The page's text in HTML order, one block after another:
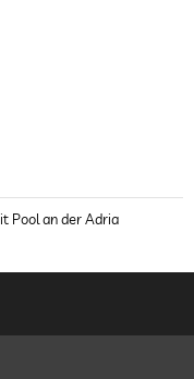
Pool an der Adria